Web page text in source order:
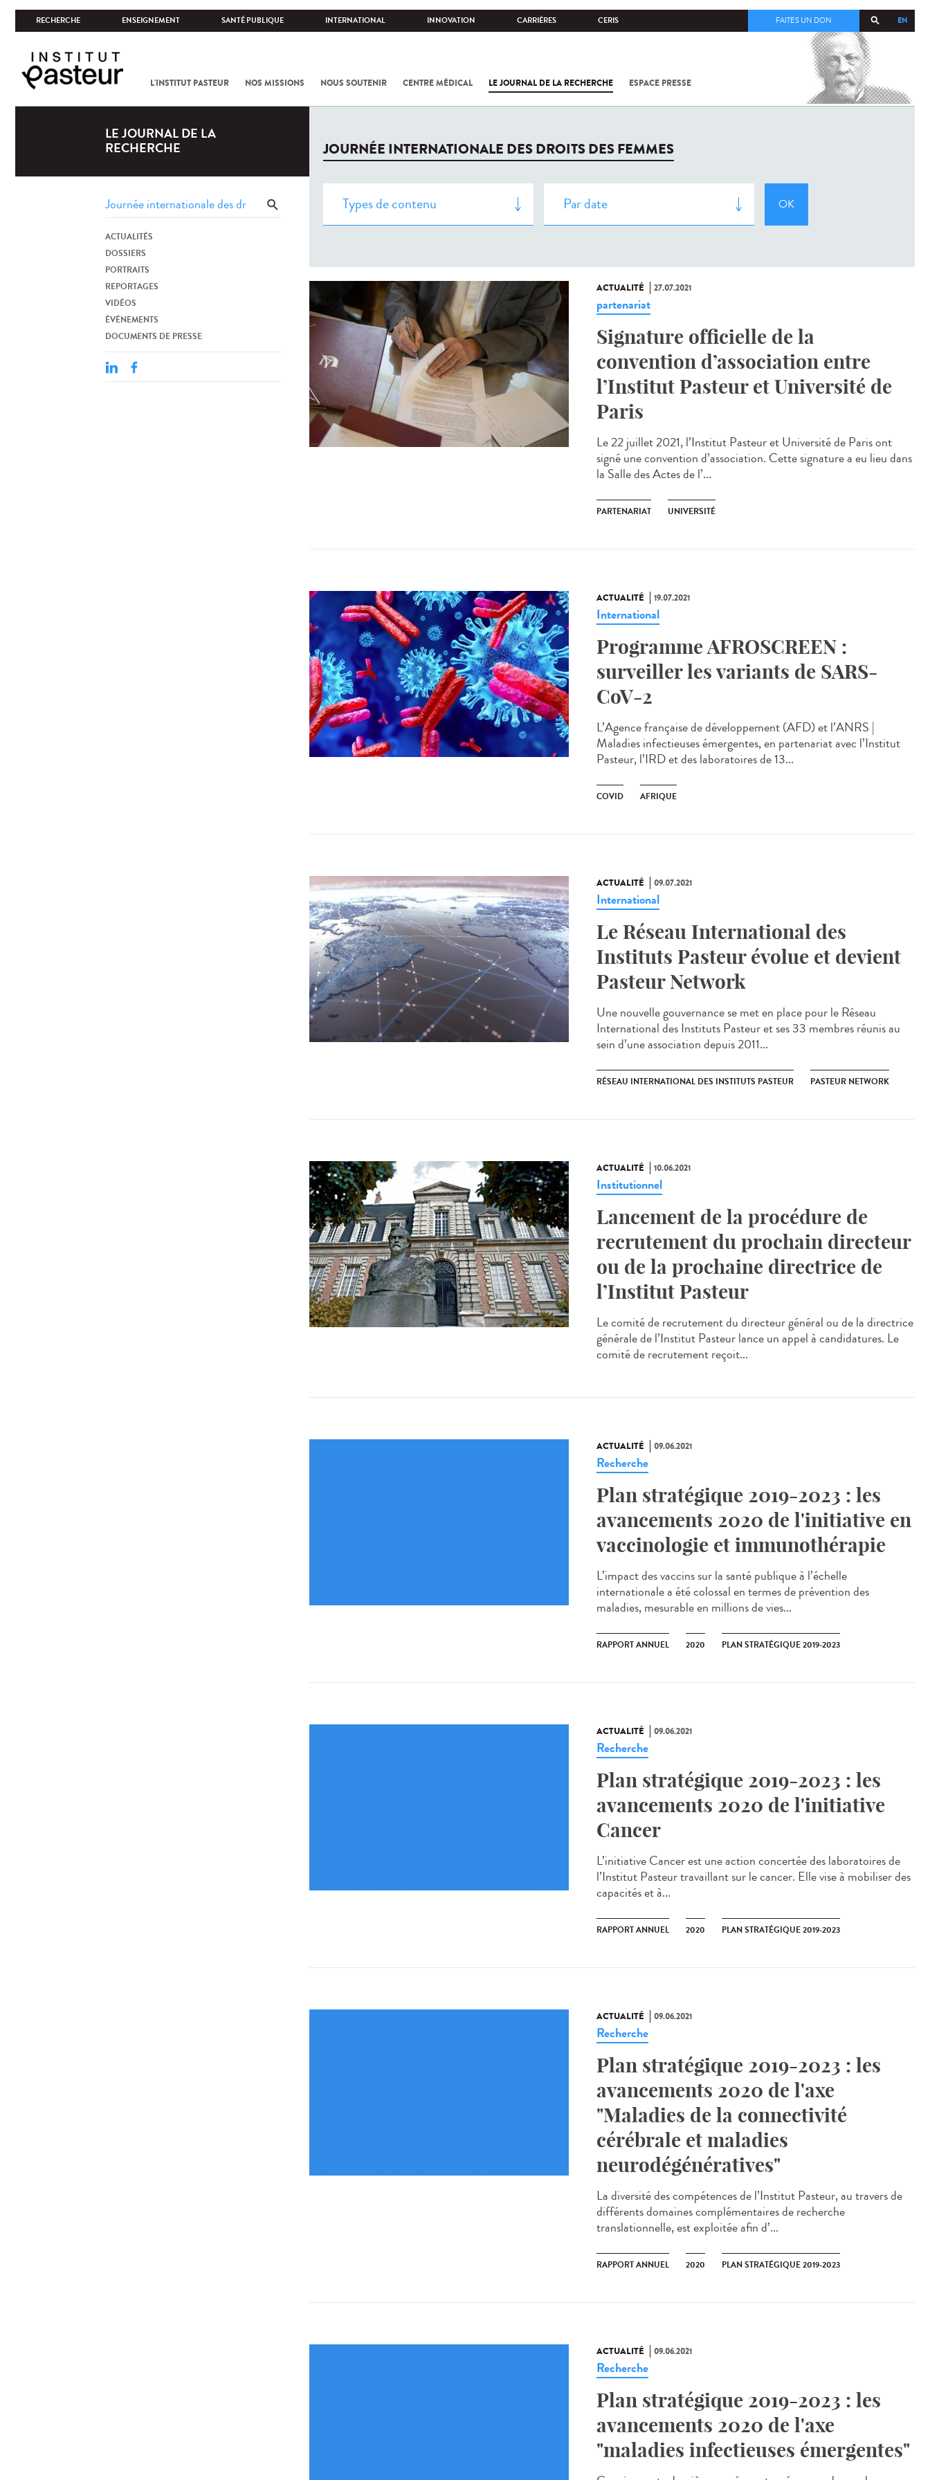
RECHERCHE ENSEIGNEMENT SANTÉ PUBLIQUE INTERNATIONAL INNOVATION CARRIÈRES CERIS EN
FAITES UN DON
L'INSTITUT PASTEUR NOS MISSIONS NOUS SOUTENIR CENTRE MÉDICAL LE JOURNAL DE LA RECHERCHE ESPACE PRESSE
COV-2 /
LE JOURNAL DE LA
RECHERCHE
ACTUALITÉS
DOSSIERS
PORTRAITS
REPORTAGES
VIDÉOS
ÉVÉNEMENTS
DOCUMENTS DE PRESSE
JOURNÉE INTERNATIONALE DES DROITS DES FEMMES
ACTUALITÉ 27.07.2021
partenariat
Signature officielle de la
convention d’association entre
l’Institut Pasteur et Université de
Paris
Le 22 juillet 2021, l’Institut Pasteur et Université de Paris ont
signé une convention d’association. Cette signature a eu lieu dans
la Salle des Actes de l’...
PARTENARIAT UNIVERSITÉ
ACTUALITÉ 19.07.2021
International
Programme AFROSCREEN :
surveiller les variants de SARS-
CoV-2
L’Agence française de développement (AFD) et l’ANRS |
Maladies infectieuses émergentes, en partenariat avec l’Institut
Pasteur, l’IRD et des laboratoires de 13...
COVID AFRIQUE
ACTUALITÉ 09.07.2021
International
Le Réseau International des
Instituts Pasteur évolue et devient
Pasteur Network
Une nouvelle gouvernance se met en place pour le Réseau
International des Instituts Pasteur et ses 33 membres réunis au
sein d’une association depuis 2011...
RÉSEAU INTERNATIONAL DES INSTITUTS PASTEUR PASTEUR NETWORK
ACTUALITÉ 10.06.2021
Institutionnel
Lancement de la procédure de
recrutement du prochain directeur
ou de la prochaine directrice de
l’Institut Pasteur
Le comité de recrutement du directeur général ou de la directrice
générale de l’Institut Pasteur lance un appel à candidatures. Le
comité de recrutement reçoit...
ACTUALITÉ 09.06.2021
Recherche
Plan stratégique 2019-2023 : les
avancements 2020 de l'initiative en
vaccinologie et immunothérapie
L’impact des vaccins sur la santé publique à l’échelle
internationale a été colossal en termes de prévention des
maladies, mesurable en millions de vies...
RAPPORT ANNUEL 2020 PLAN STRATÉGIQUE 2019-2023
ACTUALITÉ 09.06.2021
Recherche
Plan stratégique 2019-2023 : les
avancements 2020 de l'initiative
Cancer
L’initiative Cancer est une action concertée des laboratoires de
l’Institut Pasteur travaillant sur le cancer. Elle vise à mobiliser des
capacités et à...
RAPPORT ANNUEL 2020 PLAN STRATÉGIQUE 2019-2023
ACTUALITÉ 09.06.2021
Recherche
Plan stratégique 2019-2023 : les
avancements 2020 de l'axe
"Maladies de la connectivité
cérébrale et maladies
neurodégénératives"
La diversité des compétences de l’Institut Pasteur, au travers de
différents domaines complémentaires de recherche
translationnelle, est exploitée afin d’...
RAPPORT ANNUEL 2020 PLAN STRATÉGIQUE 2019-2023
ACTUALITÉ 09.06.2021
Recherche
Plan stratégique 2019-2023 : les
avancements 2020 de l'axe
"maladies infectieuses émergentes"